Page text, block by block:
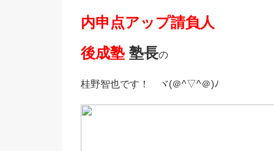
内申点アップ請負人
後成塾 塾長の
桂野智也です！ ヾ(＠^▽^＠)ﾉ